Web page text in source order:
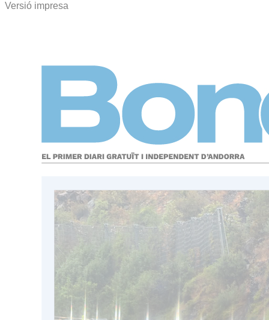
Versió impresa